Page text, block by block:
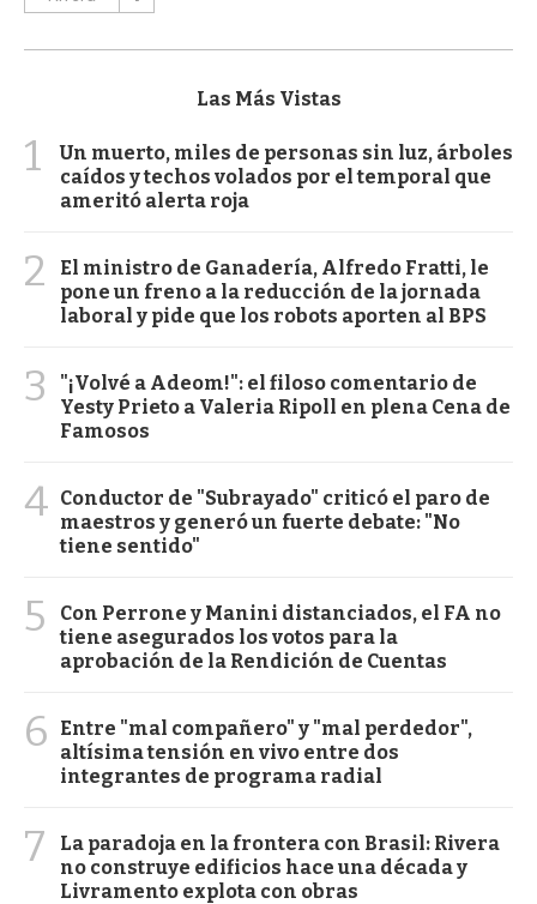
Las Más Vistas
1
Un muerto, miles de personas sin luz, árboles
caídos y techos volados por el temporal que
ameritó alerta roja
2
El ministro de Ganadería, Alfredo Fratti, le
pone un freno a la reducción de la jornada
laboral y pide que los robots aporten al BPS
3
"¡Volvé a Adeom!": el filoso comentario de
Yesty Prieto a Valeria Ripoll en plena Cena de
Famosos
4 Conductor de "Subrayado" criticó el paro de
maestros y generó un fuerte debate: "No
tiene sentido"
5
Con Perrone y Manini distanciados, el FA no
tiene asegurados los votos para la
aprobación de la Rendición de Cuentas
6
Entre "mal compañero" y "mal perdedor",
altísima tensión en vivo entre dos
integrantes de programa radial
7
La paradoja en la frontera con Brasil: Rivera
no construye edificios hace una década y
Livramento explota con obras